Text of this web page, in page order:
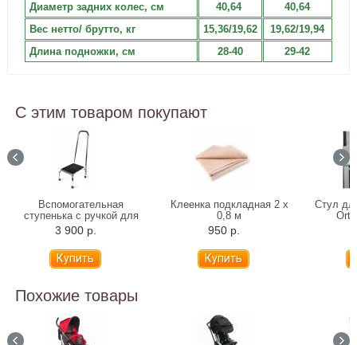
Диаметр задних колес, см
40,64
40,64
Вес нетто/ брутто, кг
15,36/19,62
19,62/19,94
Длина подножки, см
28-40 29-42
С этим товаром покупают
Вспомогательная
ступенька с ручкой для
ванны 10222H
3 900 р.
Клеенка подкладная 2 х
0,8 м
950 р.
Стул
Похожие товары